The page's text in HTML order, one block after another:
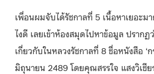
เพื่อนผมจับได้รัชกาลที่ 5 เนื้อหาเยอะมา
ไงดี เลยเข้าห้องสมุดไปหาข้อมูล ปรากฏ
เกี่ยวกับในหลวงรัชกาลที่ 8 ชื่อหนังสือ ‘
มิถุนายน 2489 โดยคุณสรรใจ แสงวิเชี